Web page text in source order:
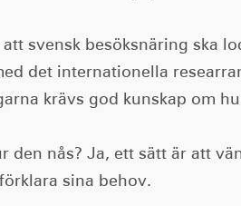
svensk besöksnäring ska
det internationella
krävs god kunskap om
den nås? Ja, ett sätt är att
sina behov.